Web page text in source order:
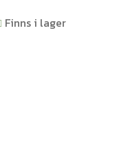
Finns i lager